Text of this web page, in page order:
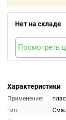
Характеристики
Применение:
Тип:
Нет на складе
Посмотреть